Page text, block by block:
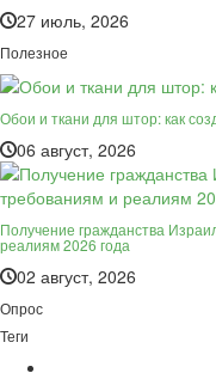
27 июль, 2026
Полезное
Обои и ткани для штор: как
06 август, 2026
Получение гражданства
реалиям 2026 года
02 август, 2026
Опрос
Теги